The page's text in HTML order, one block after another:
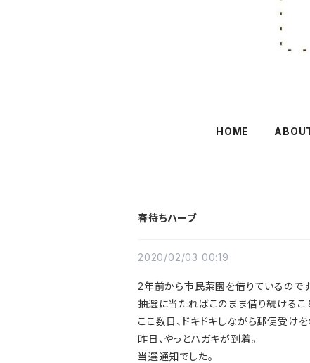
HOME
春待ちハーブ
2020/02/03 00:19
2年前から市民菜園を借りているので
抽選に当たればこのまま借り続けるこ
ここ数日、ドキドキしながら郵便受けを
昨日、やっとハガキが到着。
当選通知でした。